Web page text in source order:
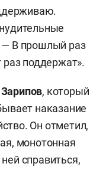
— В прошлый раз
раз поддержат».
, который
наказание
Он отметил,
монотонная
справиться,